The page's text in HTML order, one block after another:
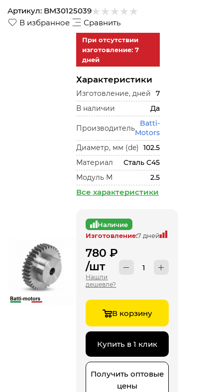
В избранное Сравнить
Артикул: BM30125039
При отсутствии
изготовление: 7
дней
Характеристики
Изготовление, дней
7
В наличии
Да
Производитель
Batti-
Motors
Диаметр, мм (de) 102.5
Материал
Сталь С45
Модуль М
2.5
Все характеристики
Наличие
Изготовление:7 дней
780 ₽
/шт
Нашли
дешевле?
В корзину
Купить в 1 клик
Получить оптовые
цены